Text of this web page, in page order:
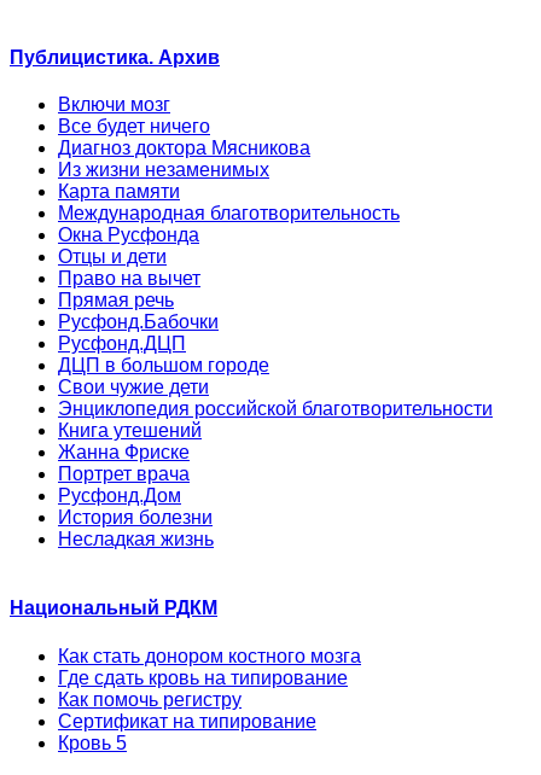
Публицистика. Архив
Включи мозг
Все будет ничего
Диагноз доктора Мясникова
Из жизни незаменимых
Карта памяти
Международная благотворительность
Окна Русфонда
Отцы и дети
Право на вычет
Прямая речь
Русфонд.Бабочки
Русфонд.ДЦП
ДЦП в большом городе
Свои чужие дети
Энциклопедия российской благотворительности
Книга утешений
Жанна Фриске
Портрет врача
Русфонд.Дом
История болезни
Несладкая жизнь
Национальный РДКМ
Как стать донором костного мозга
Где сдать кровь на типирование
Как помочь регистру
Сертификат на типирование
Кровь 5